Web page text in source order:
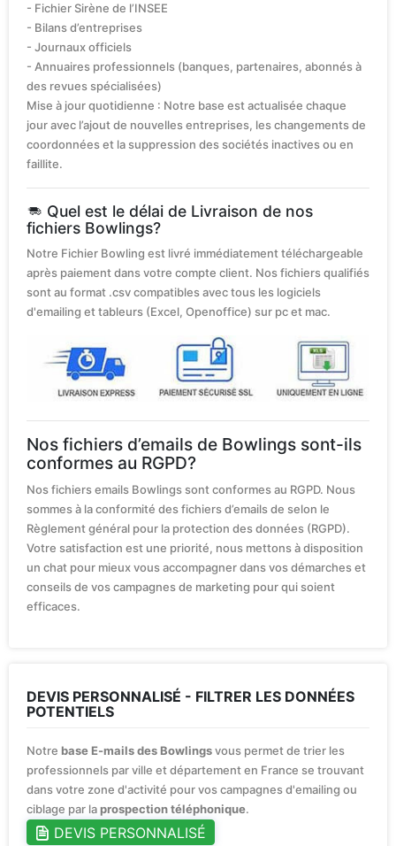
- Fichier Sirène de l’INSEE
- Bilans d’entreprises
- Journaux officiels
- Annuaires professionnels (banques, partenaires, abonnés à
des revues spécialisées)
Mise à jour quotidienne : Notre base est actualisée chaque
jour avec l’ajout de nouvelles entreprises, les changements de
coordonnées et la suppression des sociétés inactives ou en
faillite.
Quel est le délai de Livraison de nos
fichiers Bowlings?
Notre Fichier Bowling est livré immédiatement téléchargeable
après paiement dans votre compte client. Nos fichiers qualifiés
sont au format .csv compatibles avec tous les logiciels
d'emailing et tableurs (Excel, Openoffice) sur pc et mac.
Nos fichiers d’emails de Bowlings sont-ils
conformes au RGPD?
Nos fichiers emails Bowlings sont conformes au RGPD. Nous
sommes à la conformité des fichiers d’emails de selon le
Règlement général pour la protection des données (RGPD).
Votre satisfaction est une priorité, nous mettons à disposition
un chat pour mieux vous accompagner dans vos démarches et
conseils de vos campagnes de marketing pour qui soient
efficaces.
DEVIS PERSONNALISÉ - FILTRER LES DONNÉES
POTENTIELS
Notre base E-mails des Bowlingsvous permet de trier les
professionnels par ville et département en France se trouvant
dans votre zone d'activité pour vos campagnes d'emailing ou
ciblage par laprospection téléphonique.
DEVIS PERSONNALISÉ